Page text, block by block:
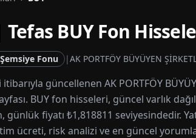
BUYFon
Fonu |AK PORTFÖY BÜYÜYEN
güncellenen AK PORTFÖY
BUY fon hisseleri, güncel varlık
fiyatı ₺1,818811 seviyesindedir.
ücreti, risk analizi ve en güncel